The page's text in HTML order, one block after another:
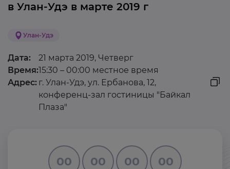
в Улан-Удэ в марте 2019 г
Улан-Удэ
Дата:
21 марта 2019, Четверг
Время:15:30 – 00:00 местное время
Адрес: г. Улан-Удэ, ул. Ербанова, 12,
конференц-зал гостиницы "Байкал
Плаза"
00 00 00 00